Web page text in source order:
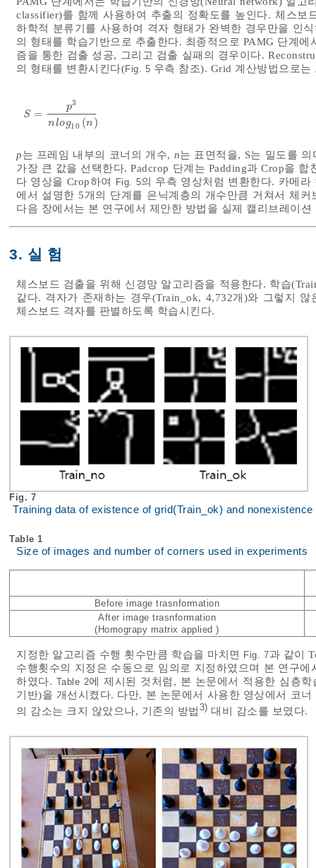
classifier)를 함께 사용하여 추출의 정확도를 높인다. 체스
하학적 분류기를 사용하여 격자 형태가 완벽한 경우만을 인
의 형태를 학습기반으로 추출한다. 최종적으로 PAMG 단계
즘을 통한 검출 성공, 그리고 검출 실패의 경우이다.
의 형태를 변환시킨다(Fig. 5 우측 참조). Grid 계산방법으로
S =
p3
nlog10 (n )
S=p3nlog10
p는 프레임 내부의 코너의 개수, n는 표면적을, S는 밀도를
가장 큰 값을 선택한다. Padcrop 단계는 Padding과 Crop을
다 영상을 Crop하여
Fig. 5의 우측 영상처럼 변환한다. 카메
에서 설명한 5개의 단계를 은닉계층의 개수만큼 거쳐서 체
다음 장에서는 본 연구에서 제안한 방법을 실제 캘리브레이
3. 실 험
체스보드 검출을 위해 신경망 알고리즘을 적용한다. 학습
같다. 격자가 존재하는 경우(Train_ok, 4,732개)와 그렇지
체스보드 격자를 판별하도록 학습시킨다.
Fig. 7
Training data of existence of grid(Train_ok) and nonexistence
Table 1
Size of images and number of corners used in experiments
Before image trasnformation
After image trasnformation
(Homograpy matrix applied )
지정한 알고리즘 수행 횟수만큼 학습을 마치면 Fig. 7과 같이
수행횟수의 지정은 수동으로 임의로 지정하였으며 본 연구
하였다. Table 2에 제시된 것처럼, 본 논문에서 적용한 심층
기반)을 개선시켰다. 다만, 본 논문에서 사용한 영상에서 코
의 감소는 크지 않았으나, 기존의 방법 3) 대비 감소를 보였다.